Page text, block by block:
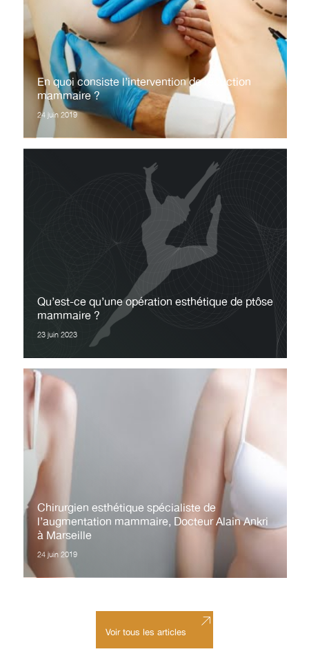
En quoi consiste l’intervention de réduction
mammaire ?
24 juin 2019
Qu’est-ce qu’une opération esthétique de ptôse
mammaire ?
23 juin 2023
Chirurgien esthétique spécialiste de
l’augmentation mammaire, Docteur Alain Ankri
à Marseille
24 juin 2019
Voir tous les articles